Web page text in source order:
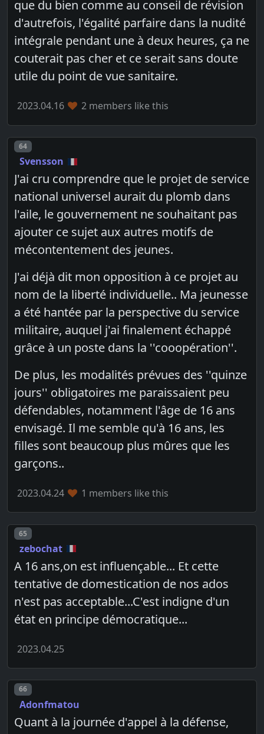
que du bien comme au conseil de révision
d'autrefois, l'égalité parfaire dans la nudité
intégrale pendant une à deux heures, ça ne
couterait pas cher et ce serait sans doute
utile du point de vue sanitaire.
2023.04.16 2 members like this
Post number
64
Svensson
J'ai cru comprendre que le projet de service
national universel aurait du plomb dans
l'aile, le gouvernement ne souhaitant pas
ajouter ce sujet aux autres motifs de
mécontentement des jeunes.
J'ai déjà dit mon opposition à ce projet au
nom de la liberté individuelle.. Ma jeunesse
a été hantée par la perspective du service
militaire, auquel j'ai finalement échappé
grâce à un poste dans la ''cooopération''.
De plus, les modalités prévues des ''quinze
jours'' obligatoires me paraissaient peu
défendables, notamment l'âge de 16 ans
envisagé. Il me semble qu'à 16 ans, les
filles sont beaucoup plus mûres que les
garçons..
2023.04.24 1 members like this
Post number
65
zebochat
A 16 ans,on est influençable... Et cette
tentative de domestication de nos ados
n'est pas acceptable...C'est indigne d'un
état en principe démocratique...
2023.04.25
Post number
66
Adonfmatou
Quant à la journée d'appel à la défense,